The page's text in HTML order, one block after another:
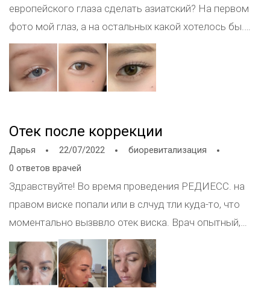
европейского глаза сделать азиатский? На первом
фото мой глаз, а на остальных какой хотелось бы.
Можно было бы сделать такой же эпикантус и веко?
Или хотя бы приближенно?
Отек после коррекции
Дарья 22/07/2022
биоревитализация
0 ответов врачей
Здравствуйте! Во время проведения РЕДИЕСС. на
правом виске попали или в слчуд тли куда-то, что
моментально вызввло отек виска. Врач опытный,
дерматолог, редиес уже делала. Сейчас было 1.5 мл
по скулам . Отек на фото. Через 2 дня отек сошел, но
мой глаз посинел, на глазу синяк, ыеко опухшее. и ,